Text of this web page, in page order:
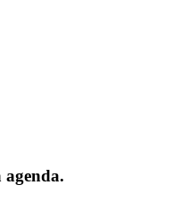
agenda.